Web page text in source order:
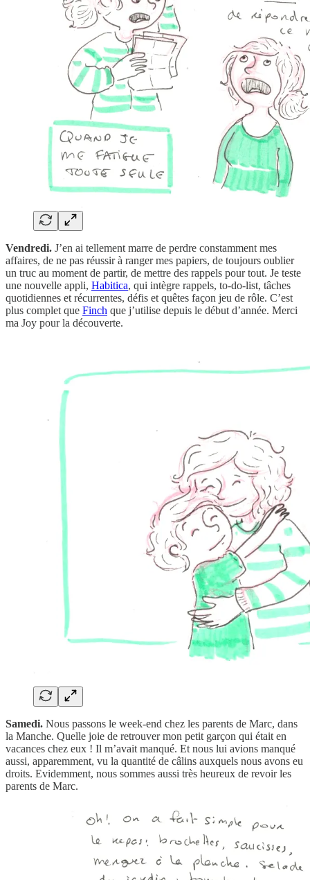
Vendredi. J’en ai tellement marre de perdre constamment mes
affaires, de ne pas réussir à ranger mes papiers, de toujours oublier
un truc au moment de partir, de mettre des rappels pour tout. Je teste
une nouvelle appli, Habitica, qui intègre rappels, to-do-list, tâches
quotidiennes et récurrentes, défis et quêtes façon jeu de rôle. C’est
plus complet que Finch que j’utilise depuis le début d’année. Merci
ma Joy pour la découverte.
Samedi. Nous passons le week-end chez les parents de Marc, dans
la Manche. Quelle joie de retrouver mon petit garçon qui était en
vacances chez eux ! Il m’avait manqué. Et nous lui avions manqué
aussi, apparemment, vu la quantité de câlins auxquels nous avons eu
droits. Evidemment, nous sommes aussi très heureux de revoir les
parents de Marc.